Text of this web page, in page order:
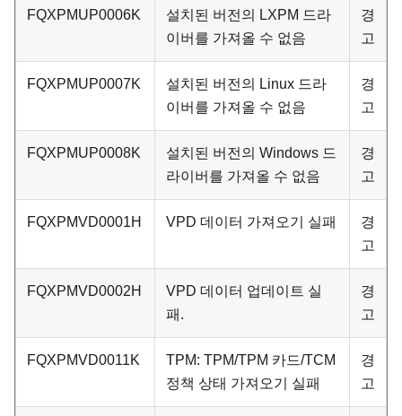
FQXPMUP0006K
설치된 버전의 LXPM 드라
이버를 가져올 수 없음
경
고
FQXPMUP0007K
설치된 버전의 Linux 드라
이버를 가져올 수 없음
경
고
FQXPMUP0008K
설치된 버전의 Windows 드
라이버를 가져올 수 없음
경
고
FQXPMVD0001H VPD 데이터 가져오기 실패
경
고
FQXPMVD0002H
VPD 데이터 업데이트 실
패.
경
고
FQXPMVD0011K
TPM: TPM/TPM 카드/TCM
정책 상태 가져오기 실패
경
고